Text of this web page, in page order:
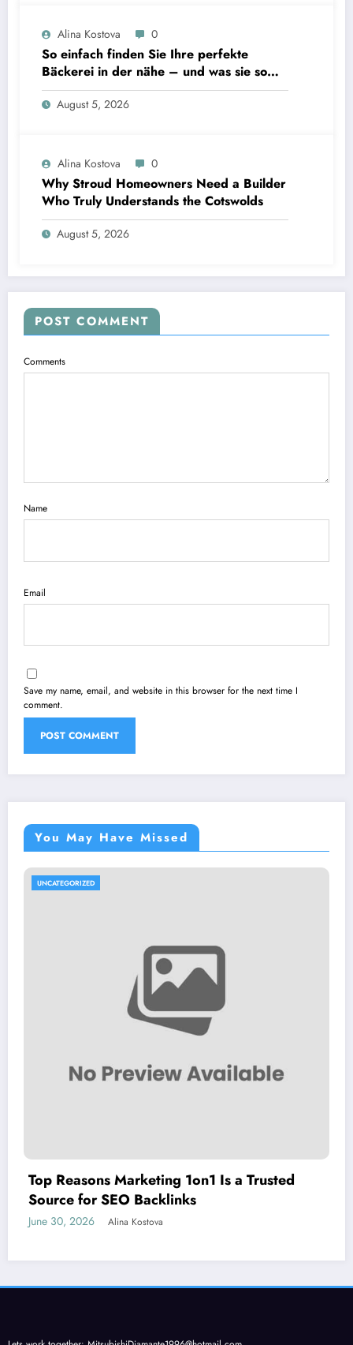
Alina Kostova 0
So einfach finden Sie Ihre perfekte
Bäckerei in der nähe – und was sie so
unverzichtbar macht
August 5, 2026
Alina Kostova 0
Why Stroud Homeowners Need a Builder
Who Truly Understands the Cotswolds
August 5, 2026
POST COMMENT
Comments
Name
Email
Save my name, email, and website in this browser for the next time I
comment.
You May Have Missed
UNCATEGORIZED
Top Reasons Marketing 1on1 Is a Trusted
Source for SEO Backlinks
June 30, 2026 Alina Kostova